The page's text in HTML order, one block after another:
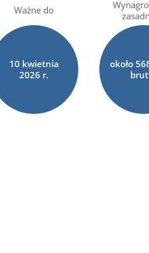
Ważne do
10 kwietnia
2026 r.
około